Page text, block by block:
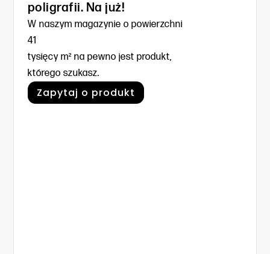
poligrafii. Na już!
W naszym magazynie o powierzchni
41
tysięcy m² na pewno jest produkt,
którego szukasz.
Zapytaj o produkt